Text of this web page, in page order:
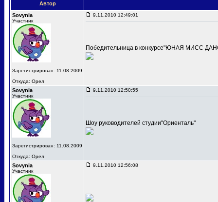
Автор
Sovynia
Участник
Зарегистрирован: 11.08.2009
Откуда: Орел
9.11.2010 12:49:01
Победительница в конкурсе"ЮНАЯ МИСС
Sovynia
Участник
Зарегистрирован: 11.08.2009
Откуда: Орел
9.11.2010 12:50:55
Шоу руководителей студии"Ориенталь"
Sovynia
Участник
9.11.2010 12:56:08